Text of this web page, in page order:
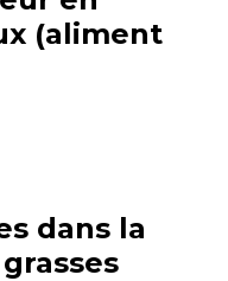
(aliment
dans la